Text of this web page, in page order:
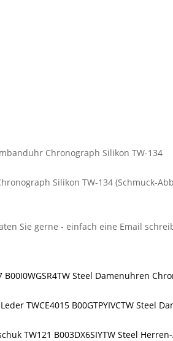
Silikon TW-134 (Schmuck-
TW Steel Damenuhren
TW Steel
TW Steel